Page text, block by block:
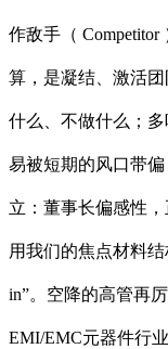
作敌手（
算，是凝结、激活
什么、不做什么；
易被短期的风口带
立：董事长偏感性
用我们的焦点材料
in”。空降的高管再
EMI/EMC元器件行